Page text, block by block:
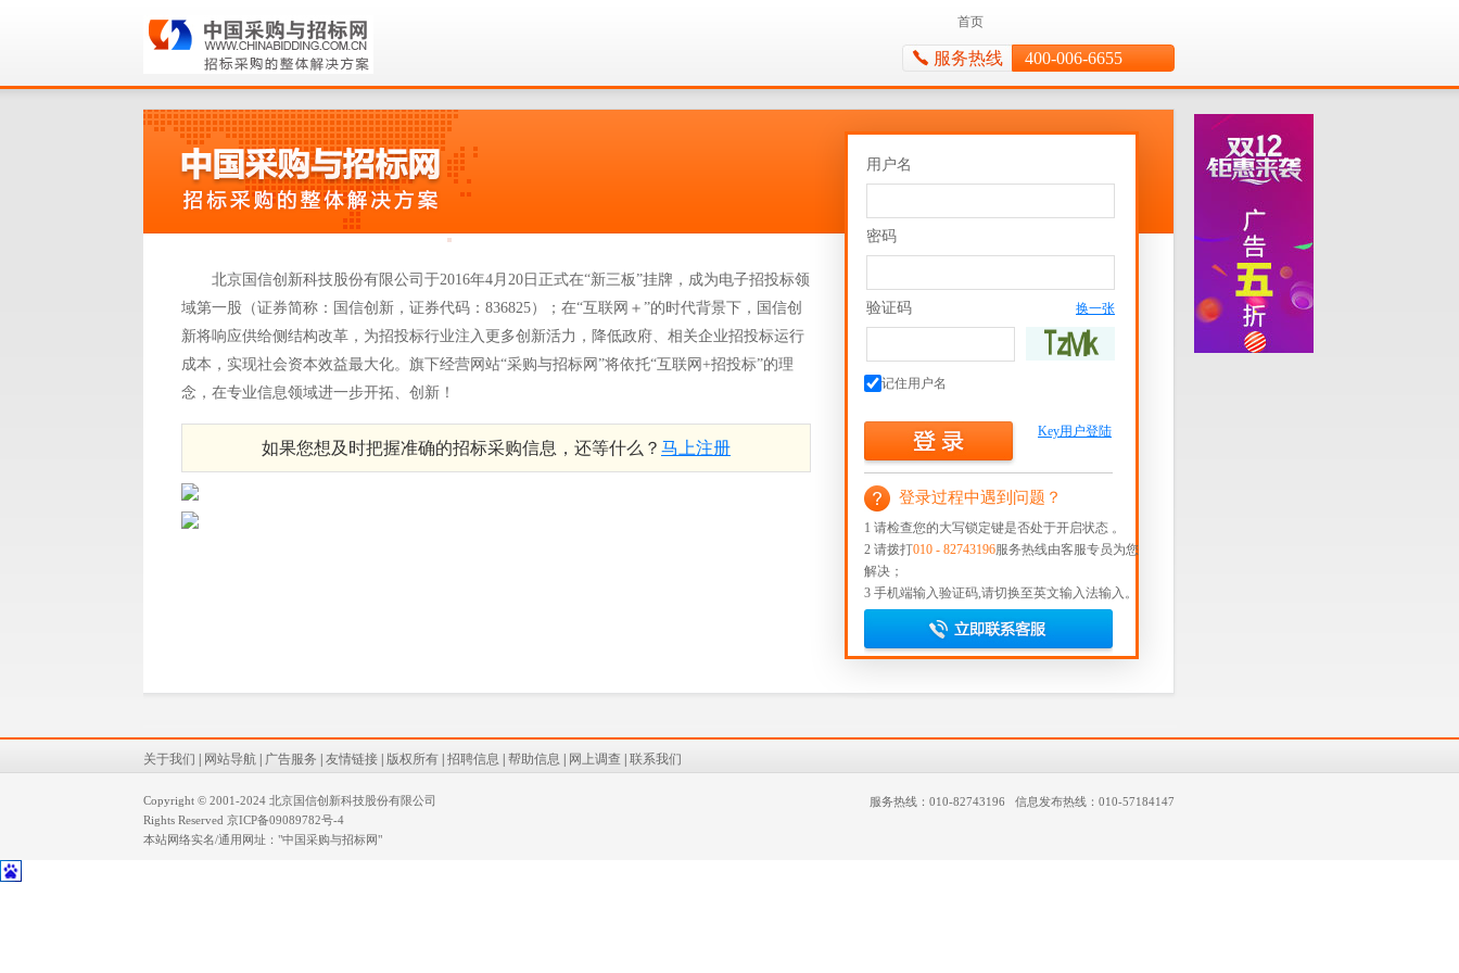
首页
服务热线 400-006-6655
北京国信创新科技股份有限公司于2016年4月20日正式在“新三板”挂牌，成为电子招投标领
域第一股（证券简称：国信创新，证券代码：836825）；在“互联网＋”的时代背景下，国信创
新将响应供给侧结构改革，为招投标行业注入更多创新活力，降低政府、相关企业招投标运行
成本，实现社会资本效益最大化。旗下经营网站“采购与招标网”将依托“互联网+招投标”的理
念，在专业信息领域进一步开拓、创新！
如果您想及时把握准确的招标采购信息，还等什么？ 马上注册
用户名
密码
验证码 换一张
记住用户名
Key用户登陆
登录过程中遇到问题？
1 请检查您的大写锁定键是否处于开启状态 。
2 请拨打010 - 82743196服务热线由客服专员为您
解决；
3 手机端输入验证码,请切换至英文输入法输入。
关于我们 网站导航 广告服务 友情链接 版权所有 招聘信息 帮助信息 网上调查 联系我们
Copyright © 2001-2024 北京国信创新科技股份有限公司
Rights Reserved 京ICP备09089782号-4
本站网络实名/通用网址："中国采购与招标网"
服务热线：010-82743196 信息发布热线：010-57184147